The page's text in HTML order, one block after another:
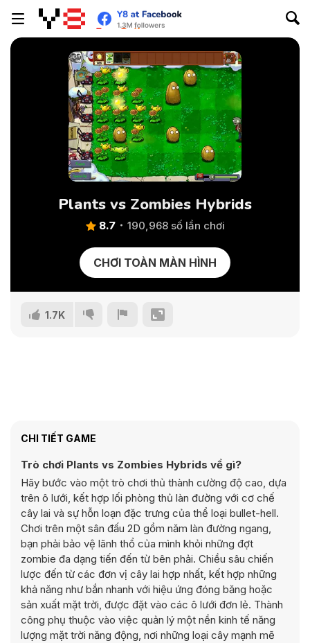
Plants vs Zombies Hybrids
8.7 190,968 số lần chơi
CHƠI TOÀN MÀN HÌNH
1.7K
CHI TIẾT GAME
Trò chơi Plants vs Zombies Hybrids về gì?
Hãy bước vào một trò chơi thủ thành cường độ cao, dựa
trên ô lưới, kết hợp lối phòng thủ làn đường với cơ chế
cây lai và sự hỗn loạn đặc trưng của thể loại bullet-hell.
Chơi trên một sân đấu 2D gồm năm làn đường ngang,
bạn phải bảo vệ lãnh thổ của mình khỏi những đợt
zombie đa dạng tiến đến từ bên phải. Chiều sâu chiến
lược đến từ các đơn vị cây lai hợp nhất, kết hợp những
khả năng như bắn nhanh với hiệu ứng đóng băng hoặc
sản xuất mặt trời, được đặt vào các ô lưới đơn lẻ. Thành
công phụ thuộc vào việc quản lý một nền kinh tế năng
lượng mặt trời năng động, nơi những loại cây mạnh mẽ